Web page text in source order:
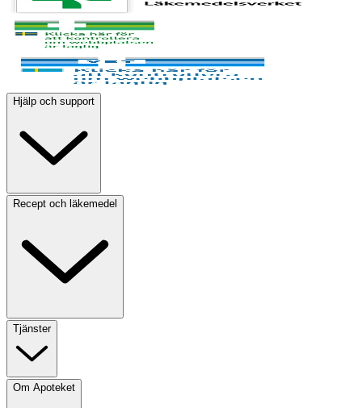
Hjälp och support
Recept och läkemedel
Tjänster
Om Apoteket